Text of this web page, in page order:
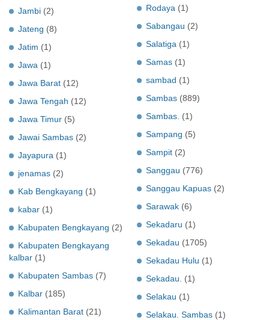
Jambi (2)
Jateng (8)
Jatim (1)
Jawa (1)
Jawa Barat (12)
Jawa Tengah (12)
Jawa Timur (5)
Jawai Sambas (2)
Jayapura (1)
jenamas (2)
Kab Bengkayang (1)
kabar (1)
Kabupaten Bengkayang (2)
Kabupaten Bengkayang
kalbar (1)
Kabupaten Sambas (7)
Kalbar (185)
Kalimantan Barat (21)
Rodaya (1)
Sabangau (2)
Salatiga (1)
Samas (1)
sambad (1)
Sambas (889)
Sambas. (1)
Sampang (5)
Sampit (2)
Sanggau (776)
Sanggau Kapuas (2)
Sarawak (6)
Sekadaru (1)
Sekadau (1705)
Sekadau Hulu (1)
Sekadau.
(1)
Selakau (1)
Selakau. Sambas (1)